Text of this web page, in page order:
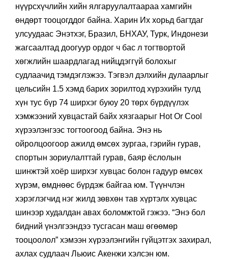
нүүрсхүчлийн хийн ялгаруулалтаараа хамгийн
өндөрт тооцогддог байна. Харин Их хорьд багтдаг
улсуудаас Энэтхэг, Бразил, БНХАУ, Турк, Индонези
жагсаалтад доогуур ордог ч бас л тогтвортой
хөгжлийн шаардлагад нийцдэггүй болохыг
судлаачид тэмдэглэжээ. Тэгвэл дэлхийн дулаарлыг
цельсийн 1.5 хэмд барих зорилтод хүрэхийн тулд
хүн тус бүр 74 ширхэг буюу 20 төрх бүрдүүлэх
хэмжээний хувцастай байх хязгаарыг Hot Or Cool
хүрээлэнгээс тогтоогоод байна. Энэ нь
ойролцоогоор ажилд өмсөх зургаа, гэрийн гурав,
спортын зориулалттай гурав, баяр ёслолын
шинжтэй хоёр ширхэг хувцас болон гадуур өмсөх
хүрэм, өмднөөс бүрдэж байгаа юм. Түүнчлэн
хэрэглэгчид нэг жилд зөвхөн тав хүртэлх хувцас
шинээр худалдан авах боломжтой гэжээ. “Энэ бол
бидний үнэлгээндээ тусгасан маш өгөөмөр
тооцоолол” хэмээн хүрээлэнгийн гүйцэтгэх захирал,
ахлах судлаач Льюис Акенжи хэлсэн юм.